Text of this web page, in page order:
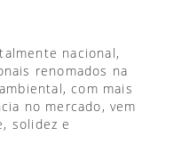
nacional,
renomados na
com mais
no mercado, vem
solidez e